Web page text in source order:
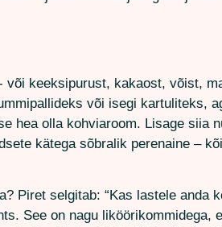
keeksipurust, kakaost, võist,
või isegi kartuliteks,
hea olla kohviaroom. Lisage siia
kätega sõbralik perenaine –
Piret selgitab: “Kas lastele anda
See on nagu liköörikommidega,